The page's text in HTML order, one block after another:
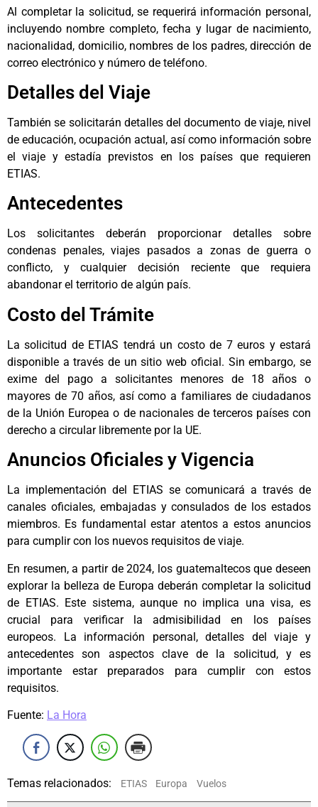
Al completar la solicitud, se requerirá información personal,
incluyendo nombre completo, fecha y lugar de nacimiento,
nacionalidad, domicilio, nombres de los padres, dirección de
correo electrónico y número de teléfono.
Detalles del Viaje
También se solicitarán detalles del documento de viaje, nivel
de educación, ocupación actual, así como información sobre
el viaje y estadía previstos en los países que requieren
ETIAS.
Antecedentes
Los solicitantes deberán proporcionar detalles sobre
condenas penales, viajes pasados a zonas de guerra o
conflicto, y cualquier decisión reciente que requiera
abandonar el territorio de algún país.
Costo del Trámite
La solicitud de ETIAS tendrá un costo de 7 euros y estará
disponible a través de un sitio web oficial. Sin embargo, se
exime del pago a solicitantes menores de 18 años o
mayores de 70 años, así como a familiares de ciudadanos
de la Unión Europea o de nacionales de terceros países con
derecho a circular libremente por la UE.
Anuncios Oficiales y Vigencia
La implementación del ETIAS se comunicará a través de
canales oficiales, embajadas y consulados de los estados
miembros. Es fundamental estar atentos a estos anuncios
para cumplir con los nuevos requisitos de viaje.
En resumen, a partir de 2024, los guatemaltecos que deseen
explorar la belleza de Europa deberán completar la solicitud
de ETIAS. Este sistema, aunque no implica una visa, es
crucial para verificar la admisibilidad en los países
europeos. La información personal, detalles del viaje y
antecedentes son aspectos clave de la solicitud, y es
importante estar preparados para cumplir con estos
requisitos.
Fuente: La Hora
Temas relacionados: ETIAS Europa Vuelos